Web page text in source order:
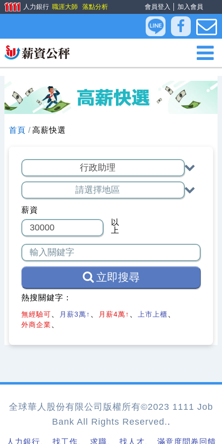
會員登入 加入會員
人力銀行 職涯大師 落點分析
首頁 高薪快選
薪資
以
上
立即搜尋
熱搜關鍵字：
無經驗可 月薪3萬↑ 月薪4萬↑
上市上櫃
外商企業
全球華人股份有限公司版權所有©2023 1111 Job
Bank All Rights Reserved..
人力銀行、 找工作、 求職、 找人才、 滿意度問卷回饋